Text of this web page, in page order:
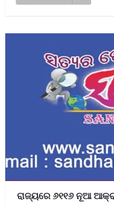
ରାଜ୍ୟରେ ୬୧୧୬ ନୂଆ